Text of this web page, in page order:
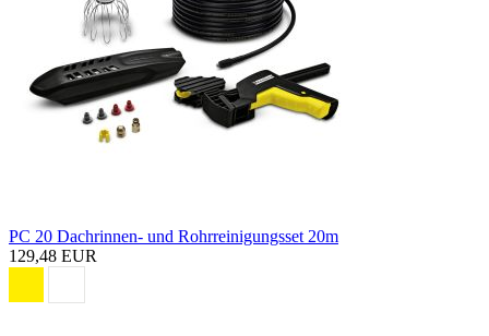
PC 20 Dachrinnen- und Rohrreinigungsset 20m
129,48 EUR